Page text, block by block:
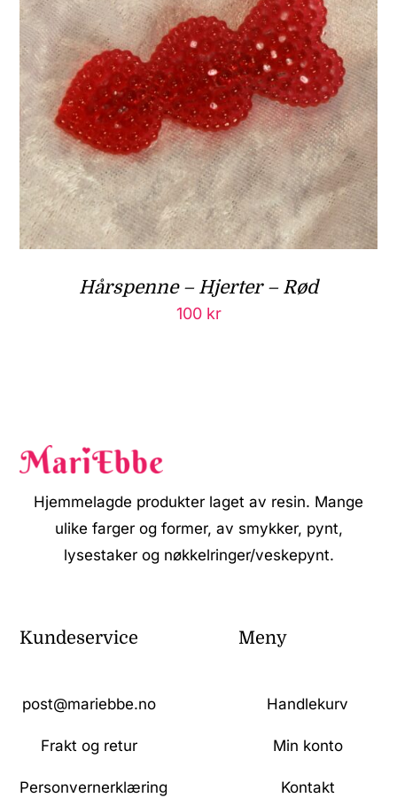
Hårspenne – Hjerter – Rød
100 kr
Hjemmelagde produkter laget av resin. Mange
ulike farger og former, av smykker, pynt,
lysestaker og nøkkelringer/veskepynt.
Kundeservice
post@mariebbe.no
Frakt og retur
Personvernerklæring
Meny
Handlekurv
Min konto
Kontakt